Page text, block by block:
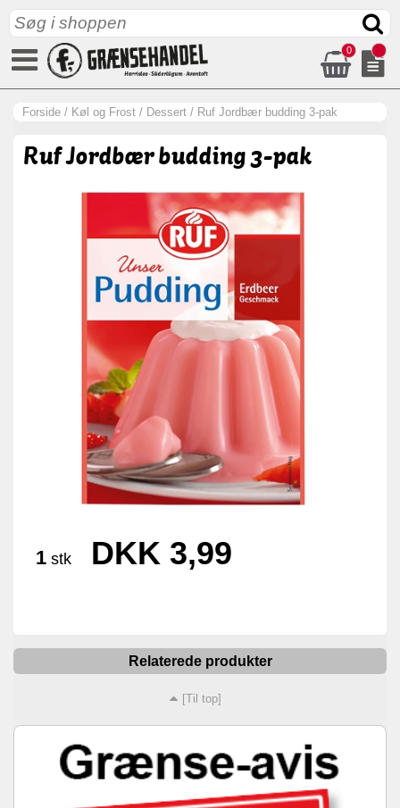
0
Forside / Køl og Frost / Dessert / Ruf Jordbær budding 3-pak
Ruf Jordbær budding 3-pak
1 stk DKK 3,99
Relaterede produkter
[Til top]